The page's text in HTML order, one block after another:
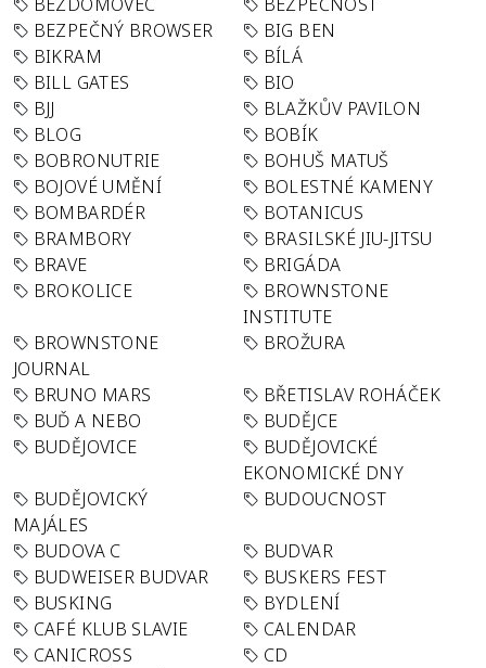
BEZPEČNÝ BROWSER
BIG BEN
BIKRAM
BÍLÁ
BILL GATES
BIO
BJJ
BLAŽKŮV PAVILON
BLOG
BOBÍK
BOBRONUTRIE
BOHUŠ MATUŠ
BOJOVÉ UMĚNÍ
BOLESTNÉ KAMENY
BOMBARDÉR
BOTANICUS
BRAMBORY
BRASILSKÉ JIU-JITSU
BRAVE
BRIGÁDA
BROKOLICE
BROWNSTONE
INSTITUTE
BROWNSTONE
JOURNAL
BROŽURA
BRUNO MARS
BŘETISLAV ROHÁČEK
BUĎ A NEBO
BUDĚJCE
BUDĚJOVICE
BUDĚJOVICKÉ
EKONOMICKÉ DNY
BUDĚJOVICKÝ
MAJÁLES
BUDOUCNOST
BUDOVA C
BUDVAR
BUDWEISER BUDVAR
BUSKERS FEST
BUSKING
BYDLENÍ
CAFÉ KLUB SLAVIE
CALENDAR
CANICROSS
CD